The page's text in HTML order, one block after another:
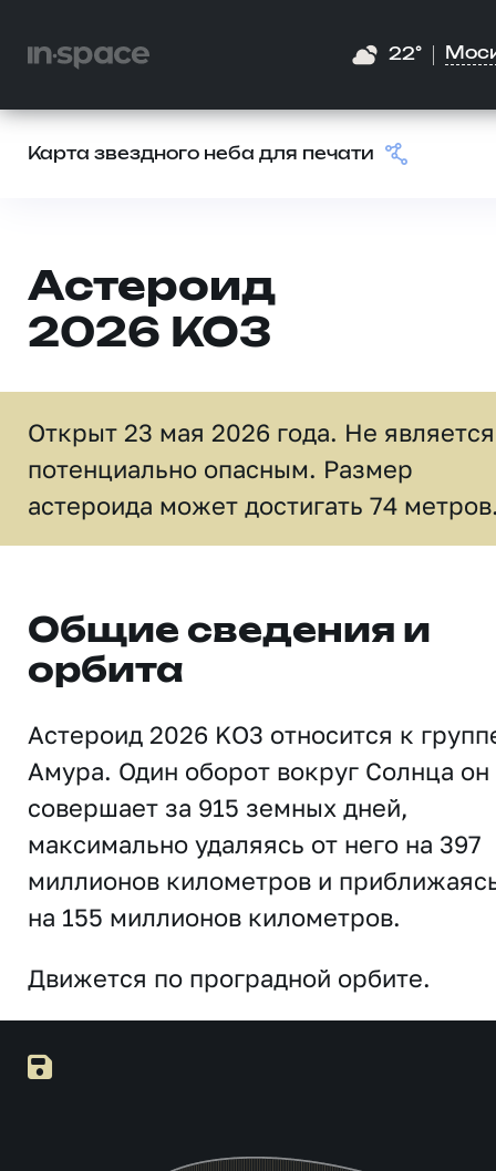
22°
Карта звездного неба для печати
Астероид
2026 KO3
Открыт 23 мая 2026 года. Не является
потенциально опасным. Размер
астероида может достигать 74
Общие сведения и
орбита
Астероид 2026 KO3 относится к
Амура. Один оборот вокруг Солнца он
совершает за 915 земных дней,
максимально удаляясь от него на 397
миллионов километров и
на 155 миллионов километров.
Движется по проградной орбите.